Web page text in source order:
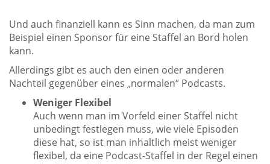
Und auch finanziell kann es Sinn machen, da man zum
Beispiel einen Sponsor für eine Staffel an Bord holen
kann.
Allerdings gibt es auch den einen oder anderen
Nachteil gegenüber eines „normalen“ Podcasts.
Weniger Flexibel
Auch wenn man im Vorfeld einer Staffel nicht
unbedingt festlegen muss, wie viele Episoden
diese hat, so ist man inhaltlich meist weniger
flexibel, da eine Podcast-Staffel in der Regel einen